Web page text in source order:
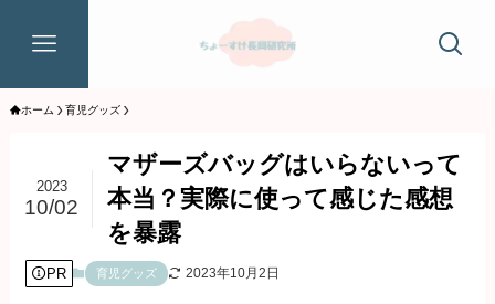
ホーム 育児グッズ
マザーズバッグはいらないって
本当？実際に使って感じた感想
を暴露
2023
10/02
PR 育児グッズ 2023年10月2日